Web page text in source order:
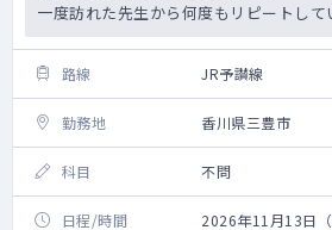
一度訪れた先生から何度もリピートし
路線 JR予讃線
勤務地 香川県三豊市
科目 不問
日程/時間 2026年11月13日